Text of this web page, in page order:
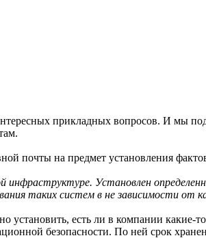
прикладных вопросов. И мы
почты на предмет установления
инфраструктуре. Установлен
таких систем в не зависимости от
установить, есть ли в компании
безопасности. По ней срок